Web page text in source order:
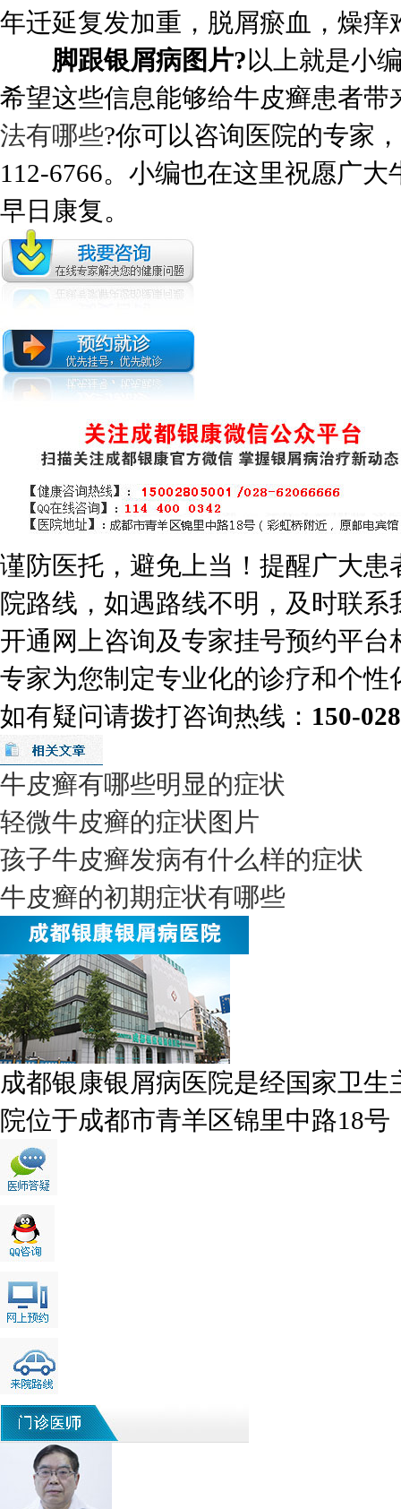
年迁延复发加重，脱屑瘀血，燥
脚跟银屑病图片? 以上就是小
希望这些信息能够给牛皮癣患者
法有哪些?你可以咨询医院的专家
112-6766。小编也在这里祝愿广
早日康复。
谨防医托，避免上当！提醒广大
院路线，如遇路线不明，及时联
开通网上咨询及专家挂号预约平
专家为您制定专业化的诊疗和个
如有疑问请拨打咨询热线： 150-
牛皮癣有哪些明显的症状
轻微牛皮癣的症状图片
孩子牛皮癣发病有什么样的症状
牛皮癣的初期症状有哪些
成都银康银屑病医院是经国家卫
院位于成都市青羊区锦里中路18